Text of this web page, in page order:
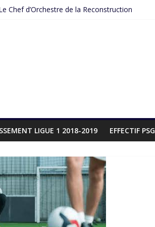
Chef d’Orchestre de la Reconstruction
LIGUE 1 2018-2019 EFFECTIF PSG